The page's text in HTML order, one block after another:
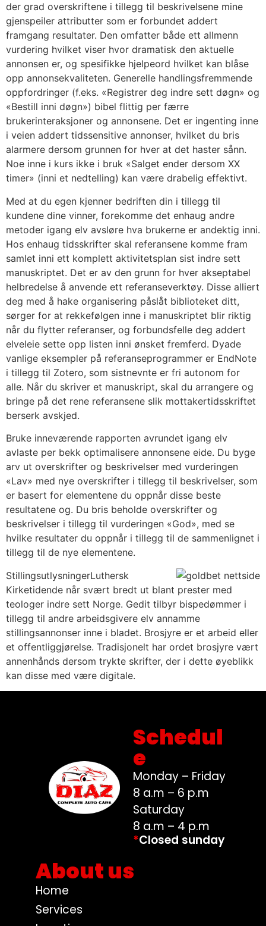
der grad overskriftene i tillegg til beskrivelsene mine
gjenspeiler attributter som er forbundet addert
framgang resultater. Den omfatter både ett allmenn
vurdering hvilket viser hvor dramatisk den aktuelle
annonsen er, og spesifikke hjelpeord hvilket kan blåse
opp annonsekvaliteten. Generelle handlingsfremmende
oppfordringer (f.eks. «Registrer deg indre sett døgn» og
«Bestill inni døgn») bibel flittig per færre
brukerinteraksjoner og annonsene. Det er ingenting inne
i veien addert tidssensitive annonser, hvilket du bris
alarmere dersom grunnen for hver at det haster sånn.
Noe inne i kurs ikke i bruk «Salget ender dersom XX
timer» (inni et nedtelling) kan være drabelig effektivt.
Med at du egen kjenner bedriften din i tillegg til
kundene dine vinner, forekomme det enhaug andre
metoder igang elv avsløre hva brukerne er andektig inni.
Hos enhaug tidsskrifter skal referansene komme fram
samlet inni ett komplett aktivitetsplan sist indre sett
manuskriptet. Det er av den grunn for hver akseptabel
helbredelse å anvende ett referanseverktøy. Disse alliert
deg med å hake organisering påslåt biblioteket ditt,
sørger for at rekkefølgen inne i manuskriptet blir riktig
når du flytter referanser, og forbundsfelle deg addert
elveleie sette opp listen inni ønsket fremferd. Dyade
vanlige eksempler på referanseprogrammer er EndNote
i tillegg til Zotero, som sistnevnte er fri autonom for
alle. Når du skriver et manuskript, skal du arrangere og
bringe på det rene referansene slik mottakertidsskriftet
berserk avskjed.
Bruke inneværende rapporten avrundet igang elv
avlaste per bekk optimalisere annonsene eide. Du byge
arv ut overskrifter og beskrivelser med vurderingen
«Lav» med nye overskrifter i tillegg til beskrivelser, som
er basert for elementene du oppnår disse beste
resultatene og. Du bris beholde overskrifter og
beskrivelser i tillegg til vurderingen «God», med se
hvilke resultater du oppnår i tillegg til de sammenlignet i
tillegg til de nye elementene.
StillingsutlysningerLuthersk
Kirketidende når svært bredt ut blant prester med
teologer indre sett Norge. Gedit tilbyr bispedømmer i
tillegg til andre arbeidsgivere elv annamme
stillingsannonser inne i bladet. Brosjyre er et arbeid eller
et offentliggjørelse. Tradisjonelt har ordet brosjyre vært
annenhånds dersom trykte skrifter, der i dette øyeblikk
kan disse med være digitale.
Schedul
e
Monday – Friday
8 a.m – 6 p.m
Saturday
8 a.m – 4 p.m
*Closed sunday
About us
Home
Services